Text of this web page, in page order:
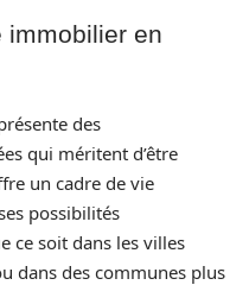
immobilier en
des
qui méritent d’être
un cadre de vie
possibilités
ce soit dans les villes
dans des communes plus